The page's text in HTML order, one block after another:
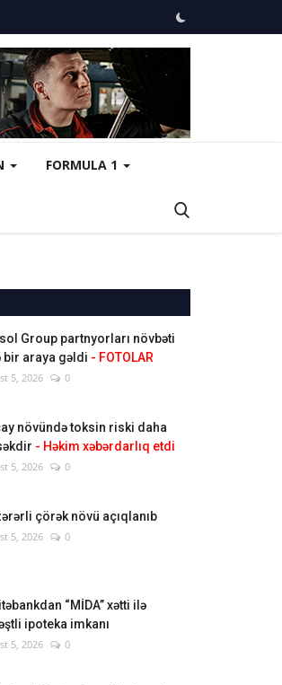
FORMULA 1
Group partnyorları növbəti
bir araya gəldi - FOTOLAR
5, 2026 0
növündə toksin riski daha
- Həkim xəbərdarlıq etdi
5, 2026 0
çörək növü açıqlanıb
5, 2026 0
“MİDA” xətti ilə
ipoteka imkanı
5, 2026 0